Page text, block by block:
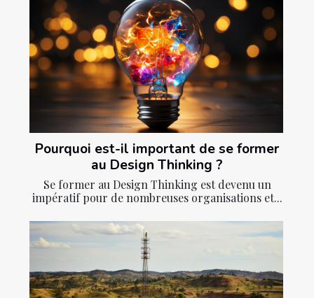
Pourquoi est-il important de se former
au Design Thinking ?
Se former au Design Thinking est devenu un
impératif pour de nombreuses organisations et...